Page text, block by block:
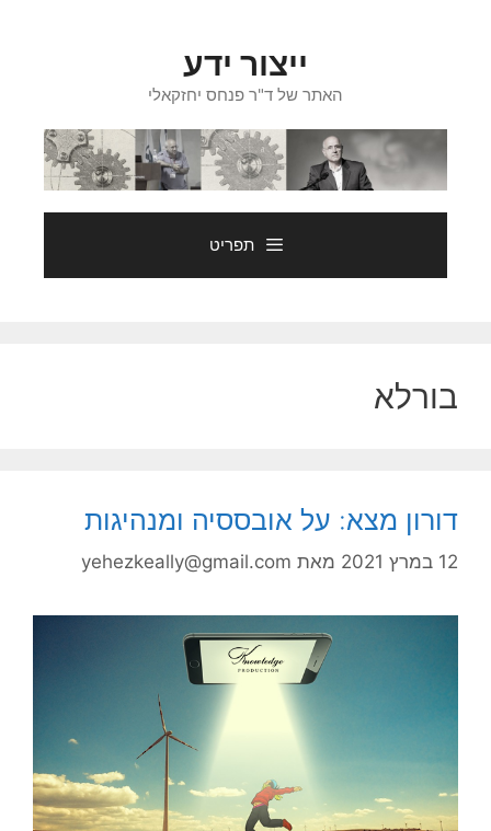
ייצור ידע
האתר של ד"ר פנחס יחזקאלי
תפריט
בורלא
דורון מצא: על אובססיה ומנהיגות
12 במרץ 2021 מאת yehezkeally@gmail.com